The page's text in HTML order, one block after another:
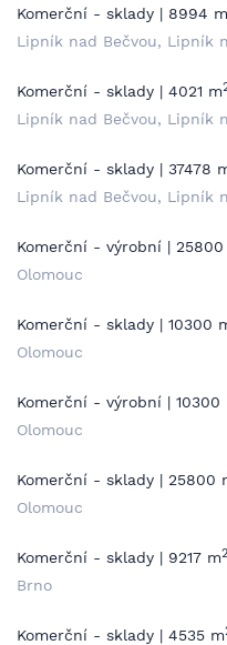
Komerční - sklady | 8994 m
Lipník nad Bečvou, Lipník
Komerční - sklady | 4021 m
Lipník nad Bečvou, Lipník
Komerční - sklady | 37478
Lipník nad Bečvou, Lipník
Komerční - výrobní |
Olomouc
Komerční - sklady | 10300
Olomouc
Komerční - výrobní | 10300
Olomouc
Komerční - sklady | 25800
Olomouc
Komerční - sklady | 9217 m2
Brno
Komerční - sklady | 4535 m